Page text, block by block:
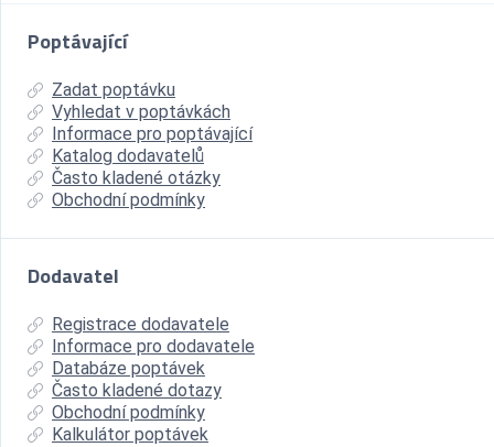
Poptávající
Zadat poptávku
Vyhledat v poptávkách
Informace pro poptávající
Katalog dodavatelů
Často kladené otázky
Obchodní podmínky
Dodavatel
Registrace dodavatele
Informace pro dodavatele
Databáze poptávek
Často kladené dotazy
Obchodní podmínky
Kalkulátor poptávek